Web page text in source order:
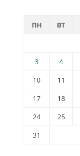
ПН ВТ
3
4
10
11
17
18
24
25
31